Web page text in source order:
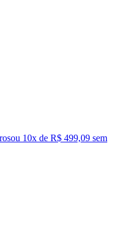
ou 10x de R$ 499,09 sem